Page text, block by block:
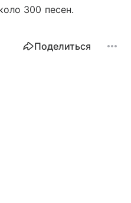
300 песен.
Поделиться